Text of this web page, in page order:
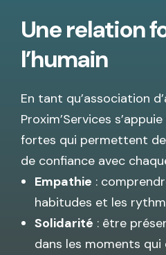
Une relation
l’humain
En tant qu’association
Proxim’Services
fortes qui permettent
de confiance avec
Empathie :
habitudes et les
Solidarité : être
dans les moments